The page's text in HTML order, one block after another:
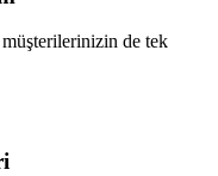
de tek